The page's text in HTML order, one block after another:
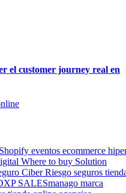
el customer journey real en
Shopify eventos ecommerce
Where to buy Solution
Ciber Riesgo seguros
SALESmanago marca